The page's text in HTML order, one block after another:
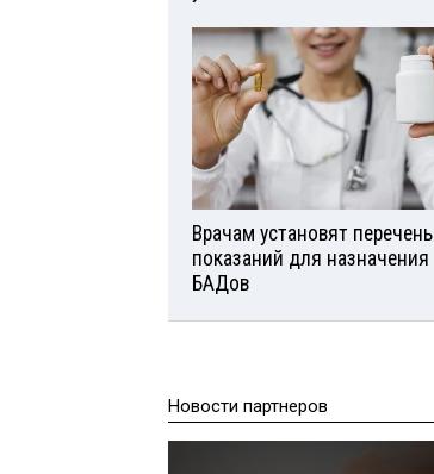
Врачам установят перечень
показаний для назначения
БАДов
Новости партнеров